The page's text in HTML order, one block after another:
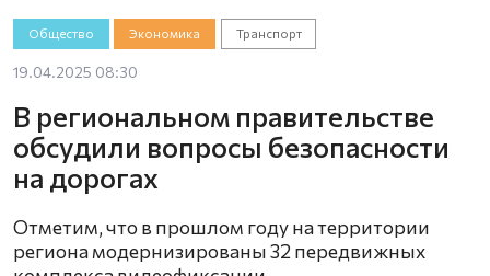
Общество Экономика Транспорт
19.04.2025 08:30
В региональном правительстве
обсудили вопросы безопасности
на дорогах
Отметим, что в прошлом году на территории
региона модернизированы 32 передвижных